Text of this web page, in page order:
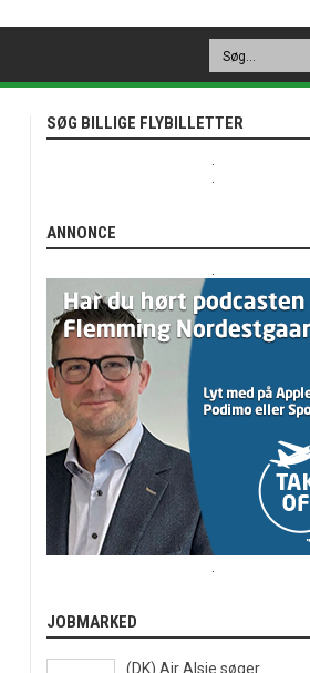
SØG BILLIGE FLYBILLETTER
ANNONCE
JOBMARKED
(DK) Air Alsie søger